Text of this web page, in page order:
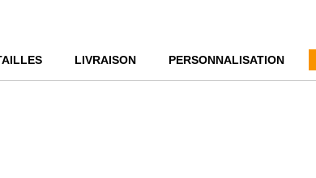
LIVRAISON PERSONNALISATION